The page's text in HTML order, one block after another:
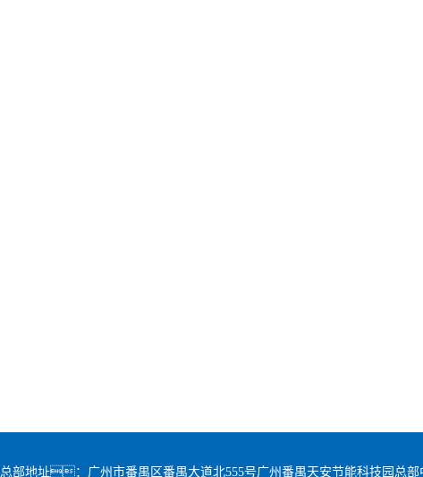
总部地址：广州市番禺区番禺大道北555号广州番禺天安节能科技园总